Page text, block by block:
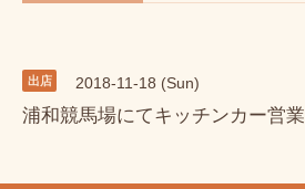
出店 2018-11-18 (Sun)
浦和競馬場にてキッチンカー営業